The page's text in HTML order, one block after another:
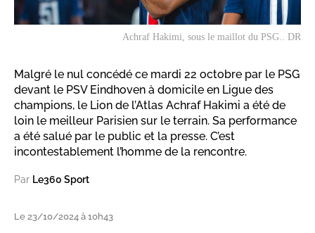
Achraf Hakimi, sous le maillot du PSG.. DR
Malgré le nul concédé ce mardi 22 octobre par le PSG
devant le PSV Eindhoven à domicile en Ligue des
champions, le Lion de l’Atlas Achraf Hakimi a été de
loin le meilleur Parisien sur le terrain. Sa performance
a été salué par le public et la presse. C’est
incontestablement l’homme de la rencontre.
Par Le360 Sport
Le 23/10/2024 à 10h43